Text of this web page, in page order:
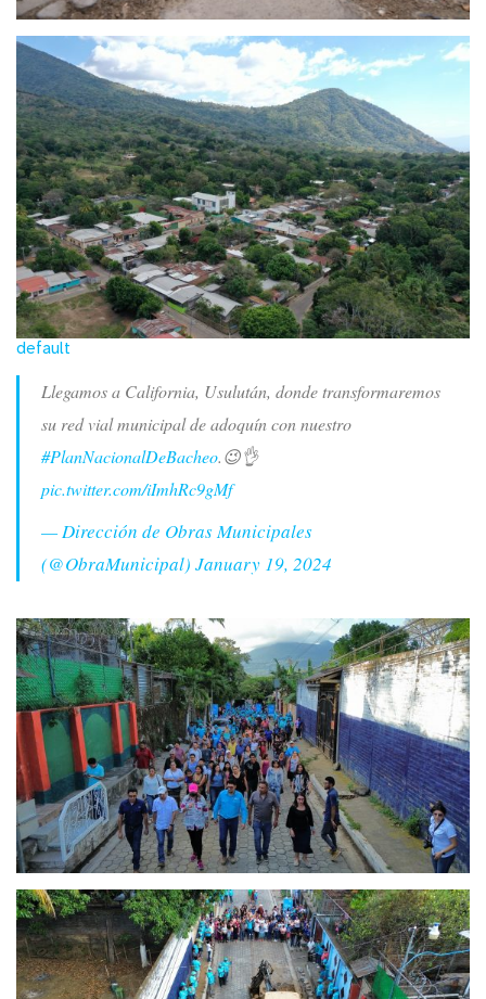
default
Llegamos a California, Usulután, donde transformaremos
su red vial municipal de adoquín con nuestro
#PlanNacionalDeBacheo.😉👌
pic.twitter.com/iImhRc9gMf
— Dirección de Obras Municipales
(@ObraMunicipal) January 19, 2024